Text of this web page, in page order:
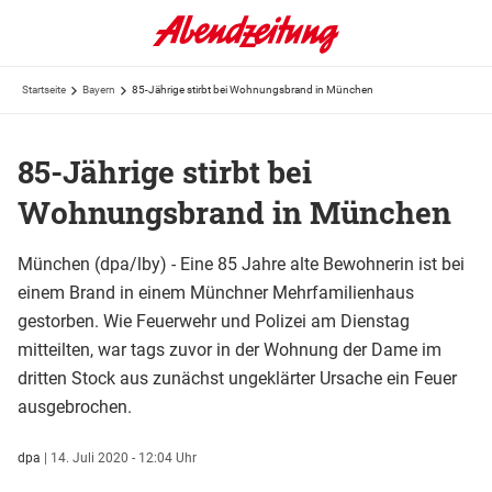
Startseite Bayern 85-Jährige stirbt bei Wohnungsbrand in München
85-Jährige stirbt bei
Wohnungsbrand in München
München (dpa/lby) - Eine 85 Jahre alte Bewohnerin ist bei
einem Brand in einem Münchner Mehrfamilienhaus
gestorben. Wie Feuerwehr und Polizei am Dienstag
mitteilten, war tags zuvor in der Wohnung der Dame im
dritten Stock aus zunächst ungeklärter Ursache ein Feuer
ausgebrochen.
dpa | 14. Juli 2020 - 12:04 Uhr